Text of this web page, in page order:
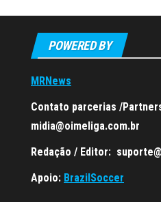
POWERED BY
MRNews
Contato parcerias /
midia@oimeliga.com.br
Redação / Editor:
Apoio: BrazilSoccer